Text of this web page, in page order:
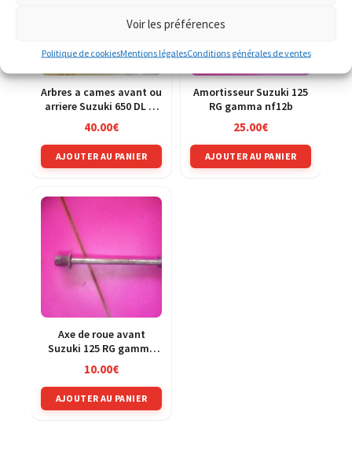
Voir les préférences
Politique de cookiesMentions légalesConditions générales de ventes
Arbres a cames avant ou
arriere Suzuki 650 DL V-
strom ABS 07-11 js1b121
40.00€
AJOUTER AU PANIER
Amortisseur Suzuki 125
RG gamma nf12b
25.00€
AJOUTER AU PANIER
Axe de roue avant
Suzuki 125 RG gamma
nf12b
10.00€
AJOUTER AU PANIER